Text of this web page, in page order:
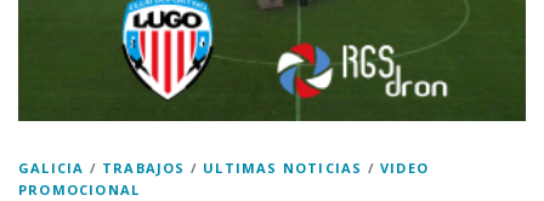
GALICIA / TRABAJOS / ULTIMAS NOTICIAS /VIDEO
PROMOCIONAL